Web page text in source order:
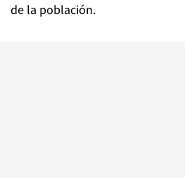
de la población.